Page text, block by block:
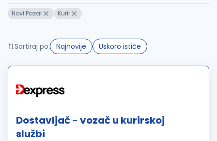
Novi Pazar Kurir
Sortiraj po: Najnovije Uskoro ističe
Dostavljač - vozač u kurirskoj
službi